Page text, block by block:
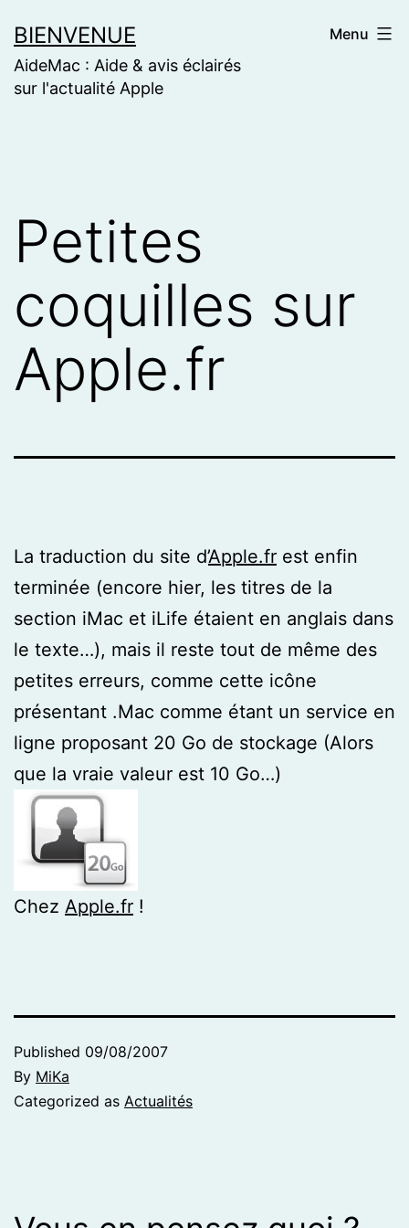
to
content
BIENVENUE
AideMac : Aide & avis éclairés
sur l'actualité Apple
Menu
Petites
coquilles sur
Apple.fr
La traduction du site d’Apple.fr est enfin
terminée (encore hier, les titres de la
section iMac et iLife étaient en anglais dans
le texte…), mais il reste tout de même des
petites erreurs, comme cette icône
présentant .Mac comme étant un service en
ligne proposant 20 Go de stockage (Alors
que la vraie valeur est 10 Go…)
Chez Apple.fr !
Published 09/08/2007
By MiKa
Categorized as Actualités